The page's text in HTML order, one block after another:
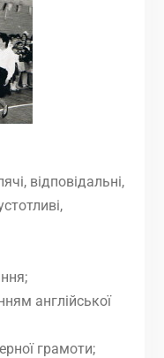
відповідальні,
англійської
грамоти;